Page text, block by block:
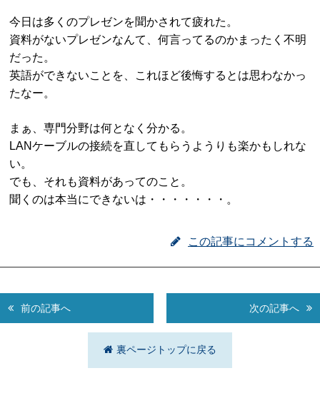
今日は多くのプレゼンを聞かされて疲れた。
資料がないプレゼンなんて、何言ってるのかまったく不明
だった。
英語ができないことを、これほど後悔するとは思わなかっ
たなー。
まぁ、専門分野は何となく分かる。
LANケーブルの接続を直してもらうようりも楽かもしれな
い。
でも、それも資料があってのこと。
聞くのは本当にできないは・・・・・・・。
この記事にコメントする
前の記事へ 次の記事へ
裏ページトップに戻る